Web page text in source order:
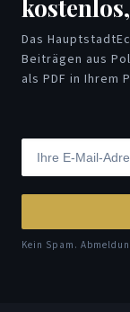
Das
Beiträgen aus
als PDF in Ihrem
Kein Spam.